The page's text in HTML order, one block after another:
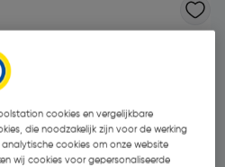
cookies en vergelijkbare
die noodzakelijk zijn voor de werking
cookies om onze website
wij cookies voor gepersonaliseerde